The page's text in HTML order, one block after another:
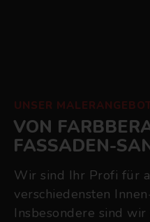
UNSER
VON
FASSADEN-
Wir sind Ihr Profi für
verschiedensten
Insbesondere sind